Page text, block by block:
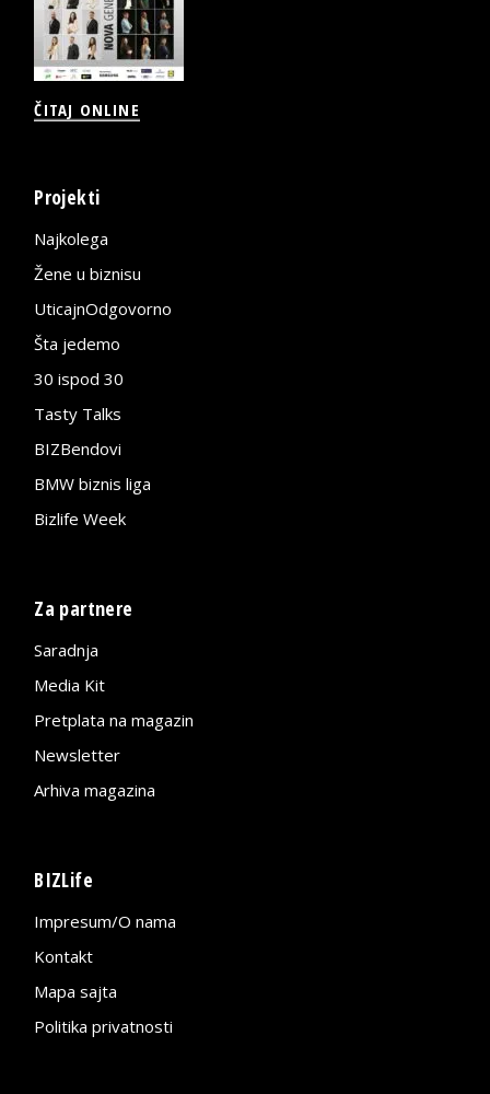
ČITAJ ONLINE
Projekti
Najkolega
Žene u biznisu
UticajnOdgovorno
Šta jedemo
30 ispod 30
Tasty Talks
BIZBendovi
BMW biznis liga
Bizlife Week
Za partnere
Saradnja
Media Kit
Pretplata na magazin
Newsletter
Arhiva magazina
BIZLife
Impresum/O nama
Kontakt
Mapa sajta
Politika privatnosti